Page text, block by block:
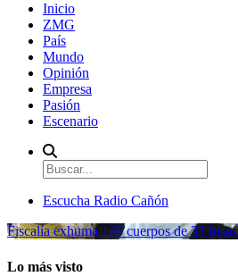
Inicio
ZMG
País
Mundo
Opinión
Empresa
Pasión
Escenario
Escucha Radio Cañón
Fiscalía exhuma 126 cuerpos de 32 fosas
Lo más visto